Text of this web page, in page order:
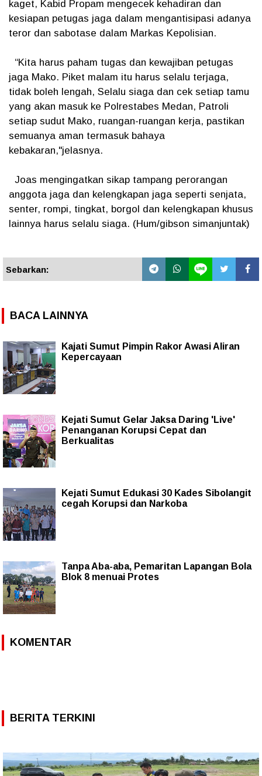
kaget, Kabid Propam mengecek kehadiran dan
kesiapan petugas jaga dalam mengantisipasi adanya
teror dan sabotase dalam Markas Kepolisian.
“Kita harus paham tugas dan kewajiban petugas
jaga Mako. Piket malam itu harus selalu terjaga,
tidak boleh lengah, Selalu siaga dan cek setiap tamu
yang akan masuk ke Polrestabes Medan, Patroli
setiap sudut Mako, ruangan-ruangan kerja, pastikan
semuanya aman termasuk bahaya
kebakaran,"jelasnya.
Joas mengingatkan sikap tampang perorangan
anggota jaga dan kelengkapan jaga seperti senjata,
senter, rompi, tingkat, borgol dan kelengkapan khusus
lainnya harus selalu siaga. (Hum/gibson simanjuntak)
Sebarkan:
BACA LAINNYA
Kajati Sumut Pimpin Rakor Awasi Aliran
Kepercayaan
Kejati Sumut Gelar Jaksa Daring 'Live'
Penanganan Korupsi Cepat dan
Berkualitas
Kejati Sumut Edukasi 30 Kades Sibolangit
cegah Korupsi dan Narkoba
Tanpa Aba-aba, Pemaritan Lapangan Bola
Blok 8 menuai Protes
KOMENTAR
BERITA TERKINI